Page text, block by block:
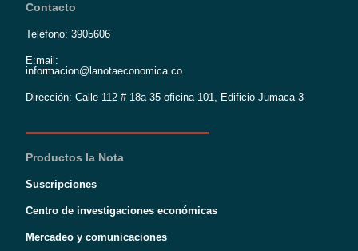
Contacto
Teléfono: 3905606
E:mail:
informacion@lanotaeconomica.co
Dirección: Calle 112 # 18a 35 oficina 101, Edificio Jumaca 3
Productos la Nota
Suscripciones
Centro de investigaciones económicas
Mercadeo y comunicaciones